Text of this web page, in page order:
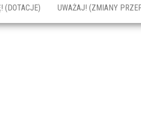
szkolenia dla
firm
(DOTACJE) UWAŻAJ! (ZMIANY